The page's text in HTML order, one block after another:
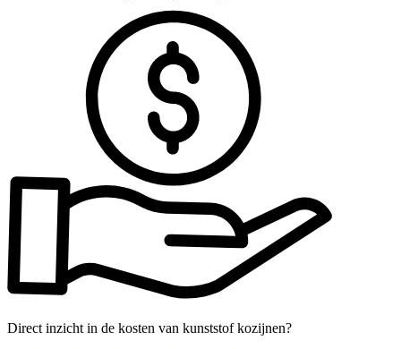
Direct inzicht in de kosten van kunststof kozijnen?